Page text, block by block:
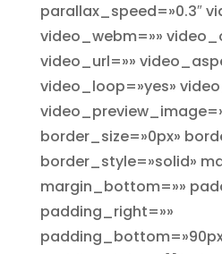
parallax_speed=»0.3″
video_webm=»»
video_url=»»
video_loop=»yes»
border_size=»0px»
border_style=»solid»
margin_bottom=»»
padding_right=»»